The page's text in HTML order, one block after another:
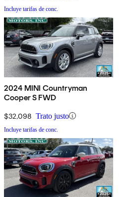
Incluye tarifas de conc.
2024 MINI Countryman
Cooper S FWD
$32,098 Trato justo
Incluye tarifas de conc.